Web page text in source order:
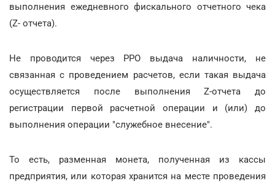
выполнения ежедневного фискального отчетного чека
(Z- отчета).
Не проводится через РРО выдача наличности, не
связанная с проведением расчетов, если такая выдача
осуществляется после выполнения Z-отчета до
регистрации первой расчетной операции и (или) до
выполнения операции "служебное внесение".
То есть, разменная монета, полученная из кассы
предприятия, или которая хранится на месте проведения